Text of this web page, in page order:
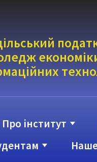
йних
Про інститут